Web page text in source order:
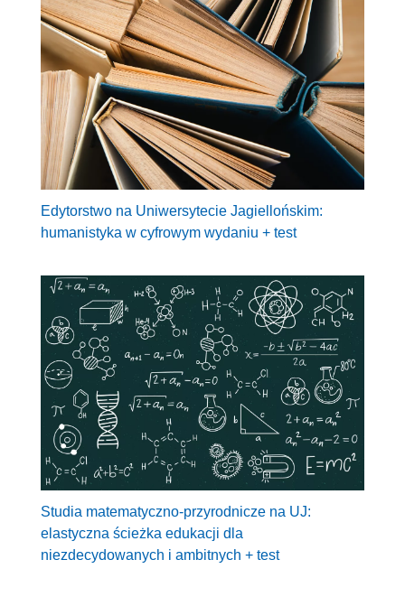
Edytorstwo na Uniwersytecie Jagiellońskim:
humanistyka w cyfrowym wydaniu + test
Studia matematyczno-przyrodnicze na UJ:
elastyczna ścieżka edukacji dla
niezdecydowanych i ambitnych + test